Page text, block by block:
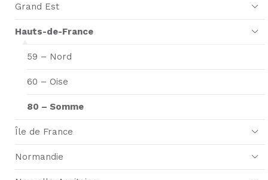
Grand Est
Hauts-de-France
59 – Nord
60 – Oise
80 – Somme
Île de France
Normandie